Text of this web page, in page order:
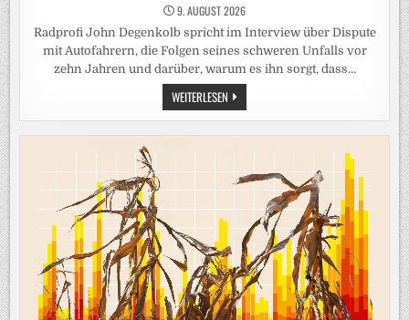
9. AUGUST 2026
Radprofi John Degenkolb spricht im Interview über Dispute
mit Autofahrern, die Folgen seines schweren Unfalls vor
zehn Jahren und darüber, warum es ihn sorgt, dass…
WEITERLESEN RADFAHREN
IM
STRASSENVERKEHR: „
IN H
UF D
ER S
ASI FR
EIWILD“